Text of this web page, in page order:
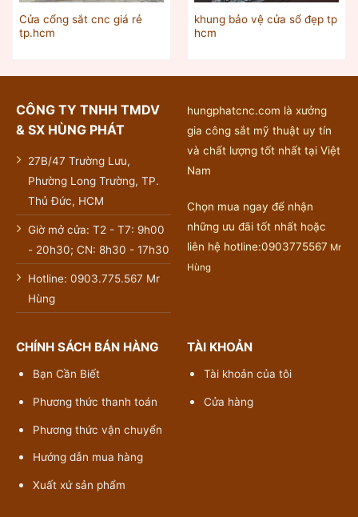
Cửa cổng sắt cnc giá rẻ
tp.hcm
khung bảo vệ cửa sổ đẹp tp
hcm
CÔNG TY TNHH TMDV
& SX HÙNG PHÁT
27B/47 Trường Lưu,
Phường Long Trường, TP.
Thủ Đức, HCM
Giờ mở cửa: T2 - T7: 9h00
- 20h30; CN: 8h30 - 17h30
Hotline: 0903.775.567 Mr
Hùng
hungphatcnc.com là xưởng
gia công sắt mỹ thuật uy tín
và chất lượng tốt nhất tại Việt
Nam
Chọn mua ngay để nhận
những ưu đãi tốt nhất hoặc
liên hệ hotline:0903775567 Mr
Hùng
CHÍNH SÁCH BÁN HÀNG
Bạn Cần Biết
Phương thức thanh toán
Phương thức vận chuyển
Hướng dẫn mua hàng
Xuất xứ sản phẩm
TÀI KHOẢN
Tài khoản của tôi
Cửa hàng